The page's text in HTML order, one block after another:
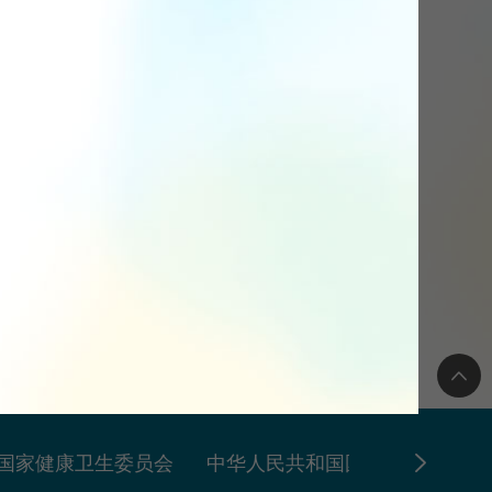
家健康卫生委员会 中华人民共和国国家健康卫生委